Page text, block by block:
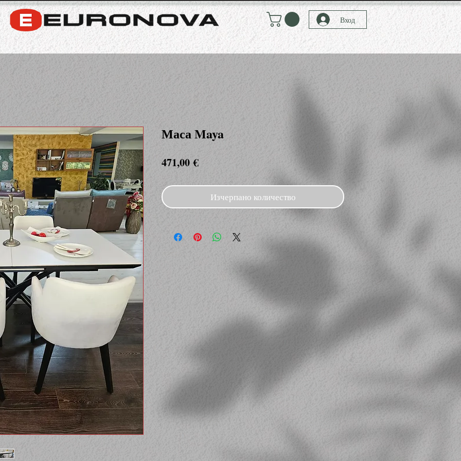
Вход
Маса Maya
471,00 €Цена
Изчерпано количество